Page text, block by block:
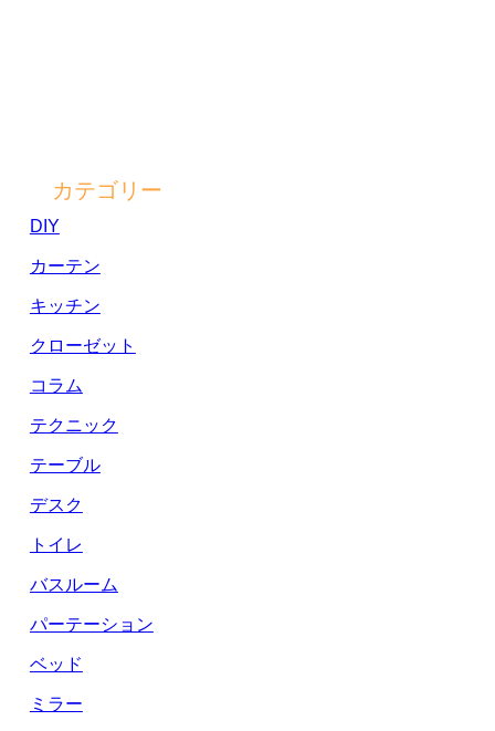
カテゴリー
DIY
カーテン
キッチン
クローゼット
コラム
テクニック
テーブル
デスク
トイレ
バスルーム
パーテーション
ベッド
ミラー